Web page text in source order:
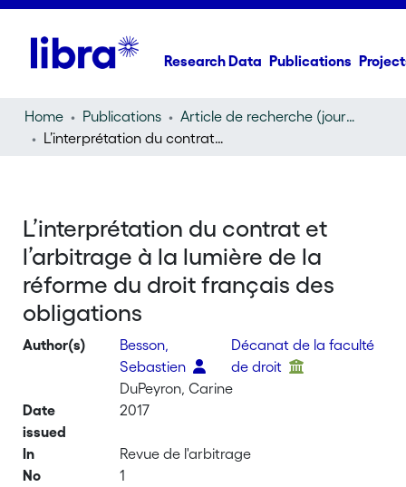
Research Data Publications
Home Publications
Article de recherche (journal article)
L’interprétation du contrat et l’arbitrage à la lumière de la réforme du droit français des obligations
L’interprétation du contrat et
l’arbitrage à la lumière de la
réforme du droit français des
obligations
Author(s)
Besson,
Sebastien
Décanat de la faculté
de droit
DuPeyron, Carine
Date
issued
2017
In
Revue de l'arbitrage
No
1